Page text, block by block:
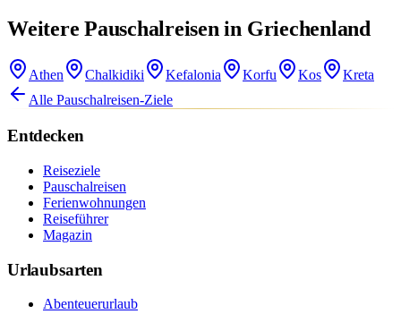
Weitere Pauschalreisen in Griechenland
Athen Chalkidiki Kefalonia Korfu Kos
Kreta
Alle Pauschalreisen-Ziele
Entdecken
Reiseziele
Pauschalreisen
Ferienwohnungen
Reiseführer
Magazin
Urlaubsarten
Abenteuerurlaub